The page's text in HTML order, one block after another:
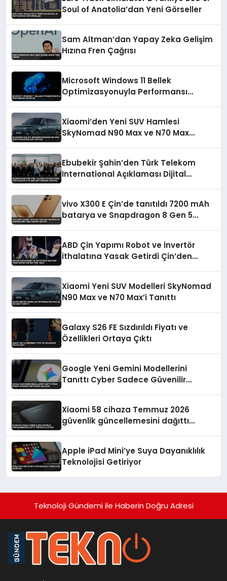
Soul of Anatolia’dan Yeni Görseller
Sam Altman’dan Yapay Zeka Gelişim
Hızına Fren Çağrısı
Microsoft Windows 11 Bellek
Optimizasyonuyla Performansı
Xiaomi’den Yeni SUV Hamlesi
SkyNomad N90 Max ve N70 Max
Ebubekir Şahin’den Türk Telekom
International Açıklaması Dijital
vivo X300 E Çin’de tanıtıldı 7200 mAh
batarya ve Snapdragon 8 Gen 5
ABD Çin Yapımı Robot ve İnvertör
İthalatına Yasak Getirdi Çin’den
Xiaomi Yeni SUV Modelleri SkyNomad
N90 Max ve N70 Max’i Tanıttı
Galaxy S26 FE Sızdırıldı Fiyatı ve
Özellikleri Ortaya Çıktı
Google Yeni Gemini Modellerini
Tanıttı Cyber Sadece Güvenilir
Xiaomi 58 cihaza Temmuz 2026
güvenlik güncellemesini dağıttı
Apple iPad Mini’ye Suya Dayanıklılık
Teknolojisi Getiriyor
Teknoloji Gündemi ile Haberin Doğru Adresi